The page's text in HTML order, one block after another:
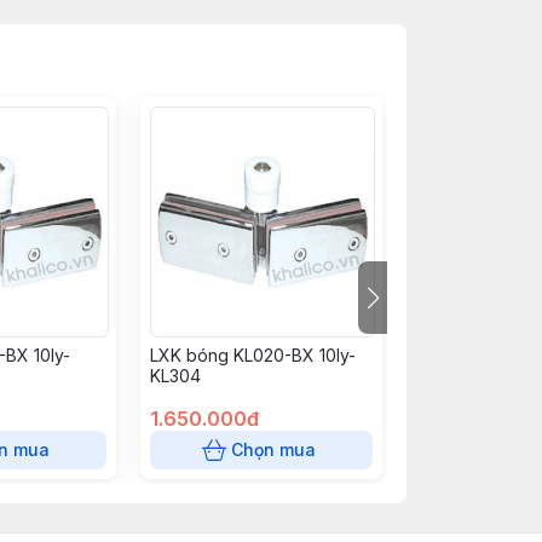
10ly-
mua
LXK bóng KL020-BX 10ly-
KL304
1.650.000đ
Chọn mua